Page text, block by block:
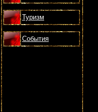
Туризм
События